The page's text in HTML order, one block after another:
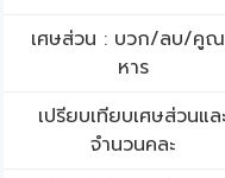
เศษส่วน : บวก/ลบ/คู
หาร
เปรียบเทียบเศษส่วนแล
จำนวนคละ